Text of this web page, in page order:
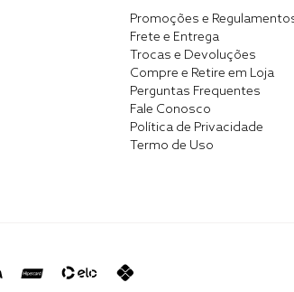
Promoções e
Frete e Entrega
Trocas e Devoluções
Compre e Retire em Loja
Perguntas Frequentes
Fale Conosco
Política de Privacidade
Termo de Uso